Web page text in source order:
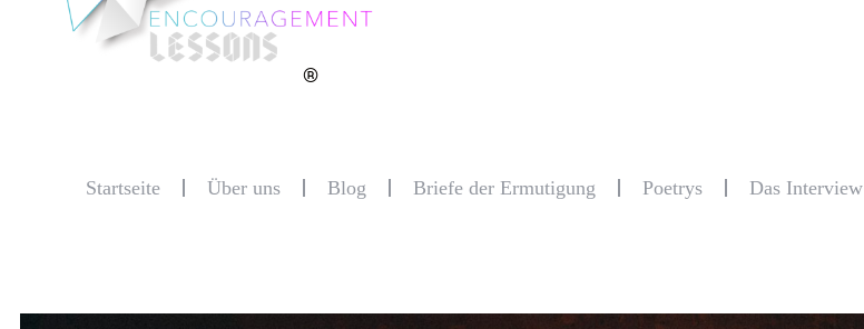
®
Startseite Über uns Blog Briefe der Ermutigung Poetrys Das Interview